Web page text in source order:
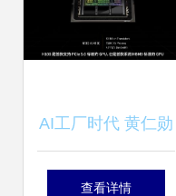
AI工厂时代 黄仁勋
发布Hopper架构
查看详情